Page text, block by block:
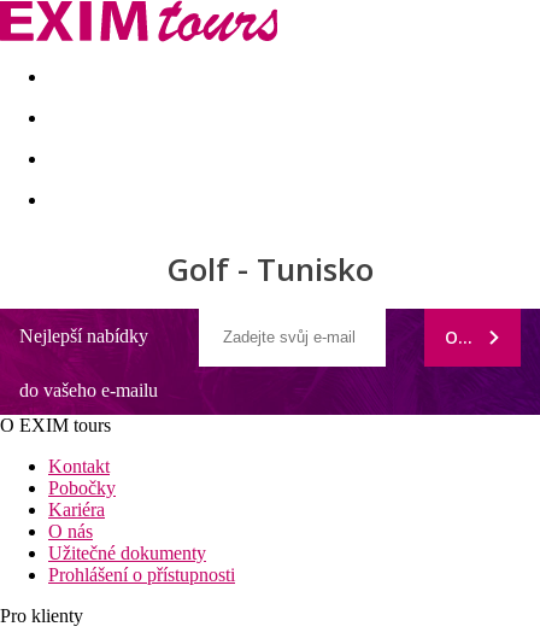
Akční nabídky Last minute
Golf - Tunisko
Nejlepší nabídky
do vašeho e-mailu
ODEBÍRAT
O EXIM tours
Kontakt
Pobočky
Kariéra
O nás
Užitečné dokumenty
Prohlášení o přístupnosti
Pro klienty